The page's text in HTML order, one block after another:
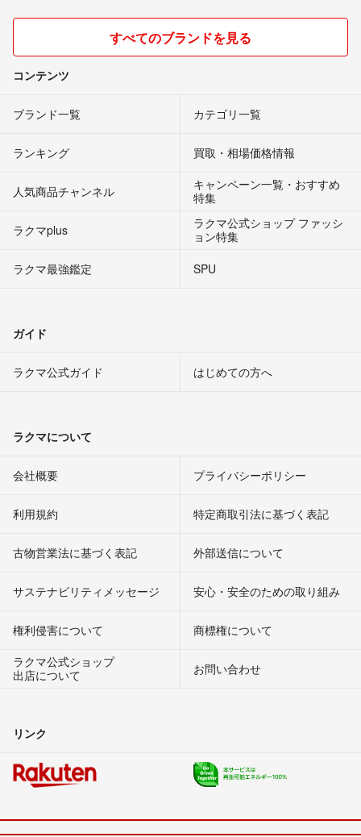
すべてのブランドを見る
コンテンツ
ブランド一覧 カテゴリ一覧
ランキング 買取・相場価格情報
人気商品チャンネル
キャンペーン一覧・おすすめ
特集
ラクマplus
ラクマ公式ショップ ファッシ
ョン特集
ラクマ最強鑑定
SPU
ガイド
ラクマ公式ガイド はじめての方へ
ラクマについて
会社概要 プライバシーポリシー
利用規約 特定商取引法に基づく表記
古物営業法に基づく表記 外部送信について
サステナビリティメッセージ 安心・安全のための取り組み
権利侵害について
商標権について
ラクマ公式ショップ
出店について
お問い合わせ
リンク